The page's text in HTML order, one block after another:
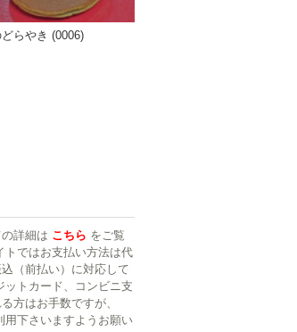
らやき (0006)
詳細は こちら をご覧
トではお支払い方法は代
（前払い）に対応して
ットカード、コンビニ支
方はお手数ですが、
用下さいますようお願い